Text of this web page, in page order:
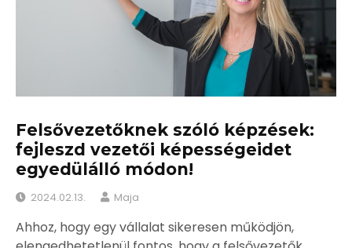
Felsővezetőknek szóló képzések:
fejleszd vezetői képességeidet
egyedülálló módon!
2024.02.13. Maja
Ahhoz, hogy egy vállalat sikeresen működjön,